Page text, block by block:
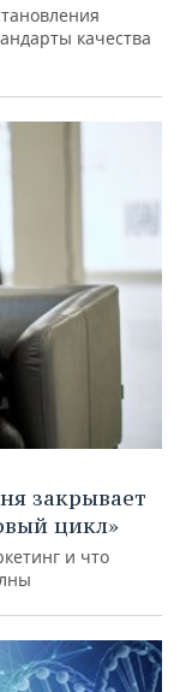
качества
закрывает
цикл»
и что